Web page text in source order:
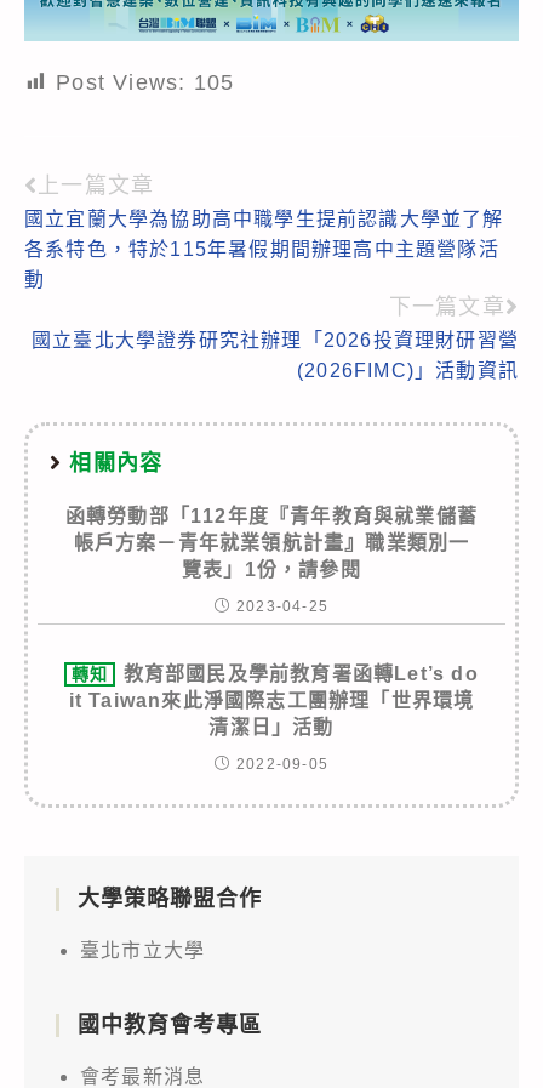
Post Views: 105
Read
more
articles
上一篇文章
國立宜蘭大學為協助高中職學生提前認識大學並了解
各系特色，特於115年暑假期間辦理高中主題營隊活
動
下一篇文章
國立臺北大學證券研究社辦理「2026投資理財研習營
(2026FIMC)」活動資訊
相關內容
函轉勞動部「112年度『青年教育與就業儲蓄
帳戶方案－青年就業領航計畫』職業類別一
覽表」1份，請參閱
2023-04-25
轉知
教育部國民及學前教育署函轉Let’s do
it Taiwan來此淨國際志工團辦理「世界環境
清潔日」活動
2022-09-05
大學策略聯盟合作
臺北市立大學
國中教育會考專區
會考最新消息